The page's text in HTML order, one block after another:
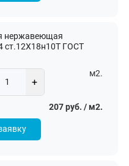
нержавеющая
ст.12Х18н10Т ГОСТ
+
м2.
207 руб. / м2.